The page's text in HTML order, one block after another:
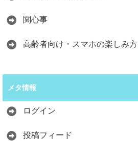
関心事
高齢者向け・スマホの楽しみ方
メタ情報
ログイン
投稿フィード